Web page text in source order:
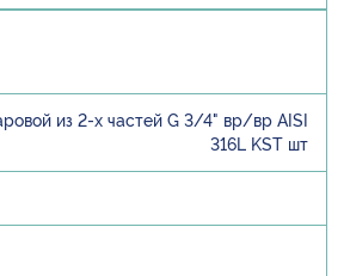
из 2-х частей G 3/4" вр/вр AISI
316L KST шт